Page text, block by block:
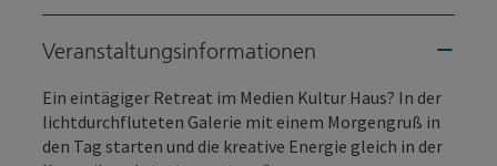
Veranstaltungsinformationen
Ein eintägiger Retreat im Medien Kultur Haus? In der
lichtdurchfluteten Galerie mit einem Morgengruß in
den Tag starten und die kreative Energie gleich in der